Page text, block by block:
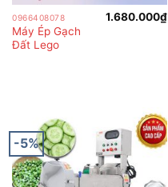
0966408078
Máy Ép Gạch
Đất Lego
1.680.000₫
-5%